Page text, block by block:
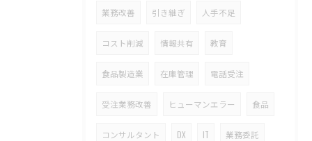
業務改善 引き継ぎ 人手不足
コスト削減 情報共有 教育
食品製造業 在庫管理 電話受注
受注業務改善 ヒューマンエラー 食品
コンサルタント DX IT 業務委託